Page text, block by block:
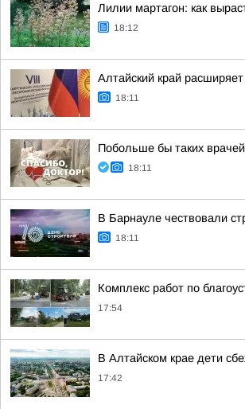
Лилии мартагон: как
18:12
Алтайский край
18:11
Побольше бы таких
18:11
В Барнауле чествовали
18:11
Комплекс работ по
17:54
В Алтайском крае дети
17:42